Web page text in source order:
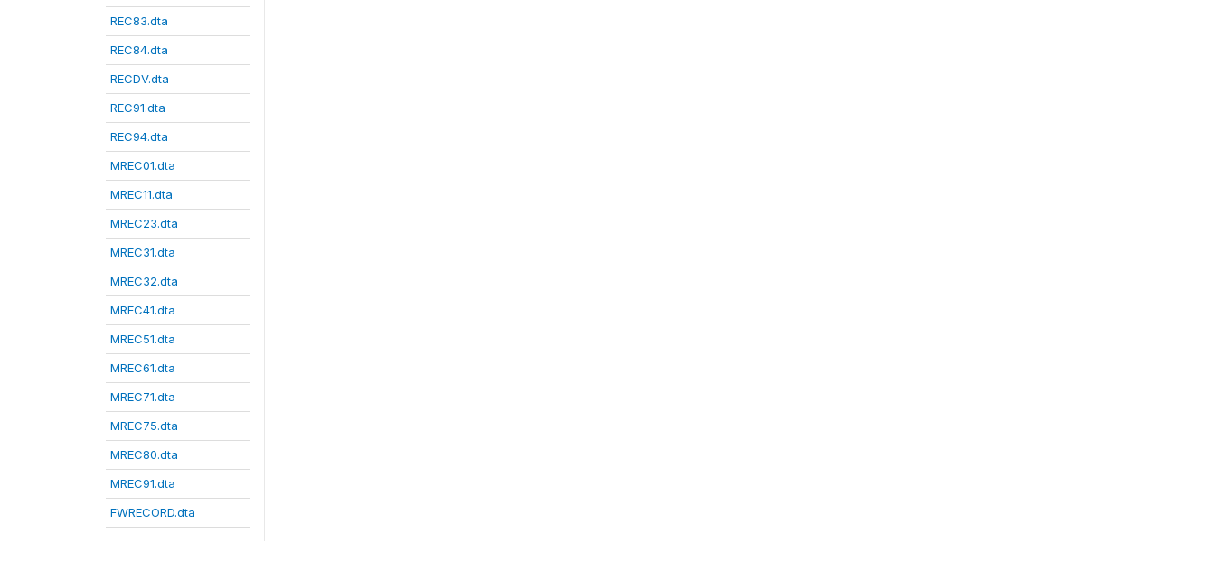
REC83.dta
REC84.dta
RECDV.dta
REC91.dta
REC94.dta
MREC01.dta
MREC11.dta
MREC23.dta
MREC31.dta
MREC32.dta
MREC41.dta
MREC51.dta
MREC61.dta
MREC71.dta
MREC75.dta
MREC80.dta
MREC91.dta
FWRECORD.dta